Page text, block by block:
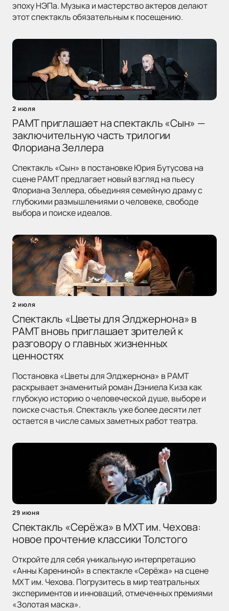
эпоху НЭПа. Музыка и мастерство актеров делают
этот спектакль обязательным к посещению.
2 июля
РАМТ приглашает на спектакль «Сын» —
заключительную часть трилогии
Флориана Зеллера
Спектакль «Сын» в постановке Юрия Бутусова на
сцене РАМТ предлагает новый взгляд на пьесу
Флориана Зеллера, объединяя семейную драму с
глубокими размышлениями о человеке, свободе
выбора и поиске идеалов.
2 июля
Спектакль «Цветы для Элджернона» в
РАМТ вновь приглашает зрителей к
разговору о главных жизненных
ценностях
Постановка «Цветы для Элджернона» в РАМТ
раскрывает знаменитый роман Дэниела Киза как
глубокую историю о человеческой душе, выборе и
поиске счастья. Спектакль уже более десяти лет
остается в числе самых заметных работ театра.
29 июня
Спектакль «Серёжа» в МХТ им. Чехова:
новое прочтение классики Толстого
Откройте для себя уникальную интерпретацию
«Анны Карениной» в спектакле «Серёжа» на сцене
МХТ им. Чехова. Погрузитесь в мир театральных
экспериментов и инноваций, отмеченных премиями
«Золотая маска».